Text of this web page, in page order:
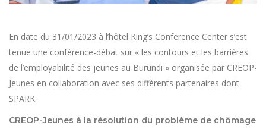
En date du 31/01/2023 à l’hôtel King’s Conference Center s’est
tenue une conférence-débat sur « les contours et les barrières
de l’employabilité des jeunes au Burundi » organisée par CREOP-
Jeunes en collaboration avec ses différents partenaires dont
SPARK.
CREOP-Jeunes à la résolution du problème de chômage